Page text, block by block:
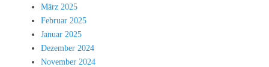
März 2025
Februar 2025
Januar 2025
Dezember 2024
November 2024